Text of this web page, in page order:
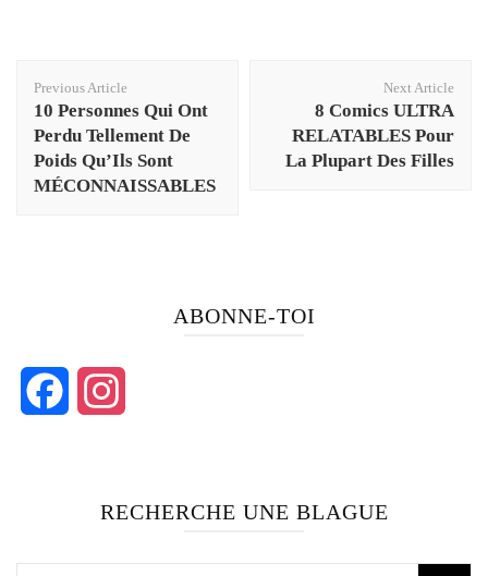
Navigation
Previous Article
10 Personnes Qui Ont
Perdu Tellement De
Poids Qu’Ils Sont
MÉCONNAISSABLES
Next Article
8 Comics ULTRA
RELATABLES Pour
La Plupart Des Filles
ABONNE-TOI
Facebook
RECHERCHE UNE BLAGUE